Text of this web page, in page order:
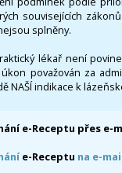
souvisejících
splněny.
lékař není
považován za
NAŠÍ indikace k
e-Receptu přes e-
e-Receptu na e-